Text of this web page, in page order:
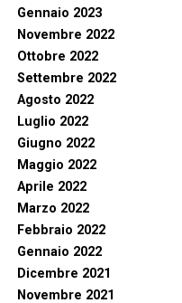
Gennaio 2023
Novembre 2022
Ottobre 2022
Settembre 2022
Agosto 2022
Luglio 2022
Giugno 2022
Maggio 2022
Aprile 2022
Marzo 2022
Febbraio 2022
Gennaio 2022
Dicembre 2021
Novembre 2021